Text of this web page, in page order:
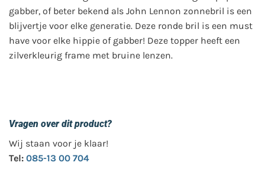
gabber, of beter bekend als John Lennon zonnebril is een
blijvertje voor elke generatie. Deze ronde bril is een must
have voor elke hippie of gabber! Deze topper heeft een
zilverkleurig frame met bruine lenzen.
Vragen over dit product?
Wij staan voor je klaar!
Tel: 085-13 00 704